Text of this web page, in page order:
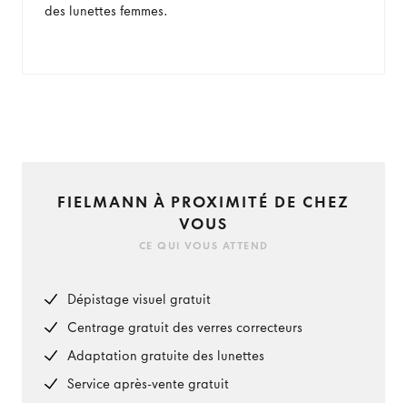
des lunettes femmes.
FIELMANN À PROXIMITÉ DE CHEZ
VOUS
CE QUI VOUS ATTEND
Dépistage visuel gratuit
Centrage gratuit des verres correcteurs
Adaptation gratuite des lunettes
Service après-vente gratuit